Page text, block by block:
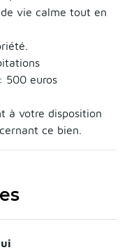
vie calme tout en
500 euros
à votre disposition
ce bien.